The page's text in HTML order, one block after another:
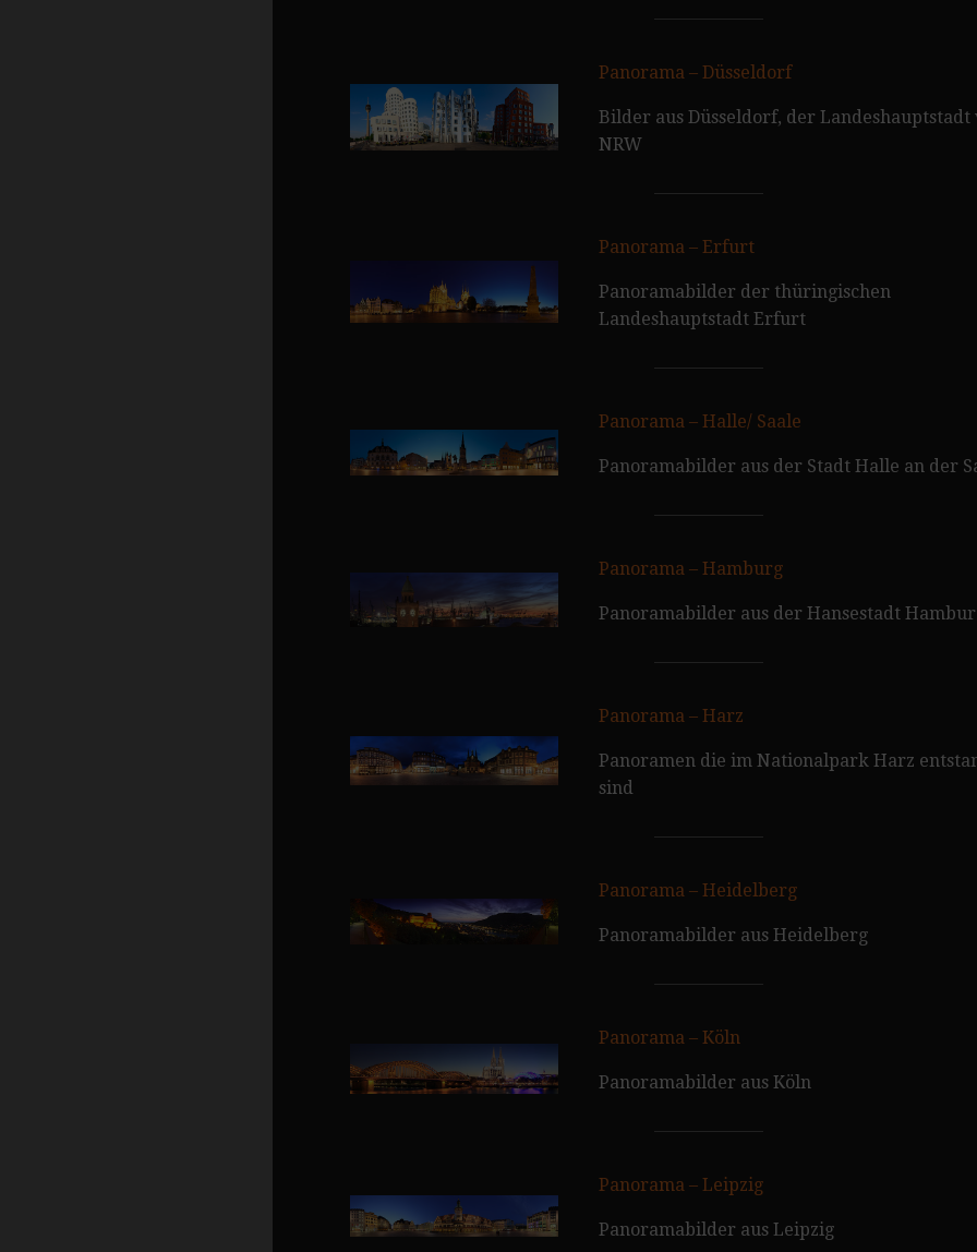
Panorama – Düsseldorf
Bilder aus Düsseldorf, der Landeshauptstadt
NRW
Panorama – Erfurt
Panoramabilder der thüringischen
Landeshauptstadt Erfurt
Panorama – Halle/ Saale
Panoramabilder aus der Stadt Halle an der
Panorama – Hamburg
Panoramabilder aus der Hansestadt
Panorama – Harz
Panoramen die im Nationalpark Harz
sind
Panorama – Heidelberg
Panoramabilder aus Heidelberg
Panorama – Köln
Panoramabilder aus Köln
Panorama – Leipzig
Panoramabilder aus Leipzig